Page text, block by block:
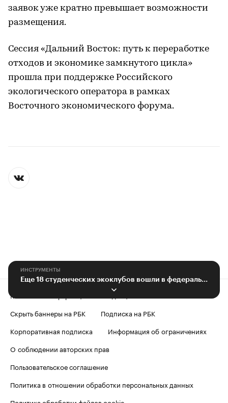
заявок уже кратно превышает возможности
размещения.
Сессия «Дальний Восток: путь к переработке
отходов и экономике замкнутого цикла»
прошла при поддержке Российского
экологического оператора в рамках
Восточного экономического форума.
ИНСТРУМЕНТЫ
Контактная информация
Редакция
Скрыть баннеры на РБК
Подписка на РБК
Корпоративная подписка
Информация об ограничениях
О соблюдении авторских прав
Пользовательское соглашение
Политика в отношении обработки персональных данных